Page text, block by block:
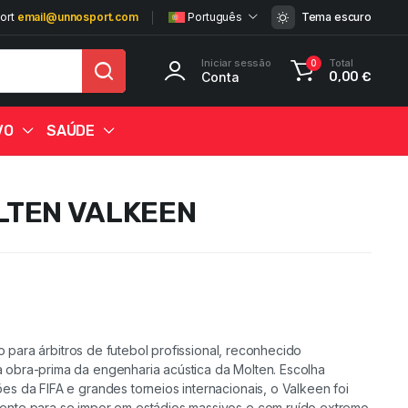
email@unnosport.com Português Tema escuro
Iniciar sessão
Conta
0 Total
0,00€
25%
25% 25%
25% 25%
25% 25%
25%
25% 25%
SAÚDE
25% 4%
VALKEEN
para árbitros de futebol profissional, reconhecido
obra-prima da engenharia acústica da Molten. Escolha
da FIFA e grandes torneios internacionais, o Valkeen foi